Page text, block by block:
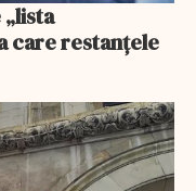
care restanțele